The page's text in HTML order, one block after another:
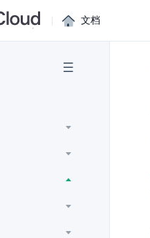
| 文档